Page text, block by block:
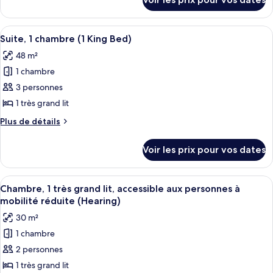
1
chambre,
accessible
aux
personnes
à
mobilité
réduite
(Roll-
le
type
de
Suite,
accessible
aux
à
In
Shower)
Afficher
toutes
les
photos
pour
ce
type
de
Suite,
chambre
(1
King
Bed)
Une chambre d’hôtel avec un lit,
10
Suite, 1 chambre (1 King Bed)
48 m²
1 chambre
3 personnes
1 très grand lit
Plus de détails
Plus
le
type
de
chambre
chambre
(1
King
Bed)
Voir les prix pour vos dates
Afficher
toutes
les
photos
pour
ce
type
Une chambre d’hôtel avec un grand
8
Chambre, 1 très grand lit, accessible aux personnes à
mobilité réduite (Hearing)
30 m²
1 chambre
2 personnes
1 très grand lit